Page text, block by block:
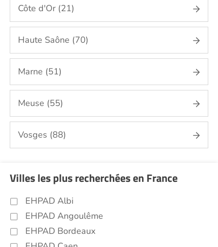
Côte d'Or (21)
Haute Saône (70)
Marne (51)
Meuse (55)
Vosges (88)
Villes les plus recherchées en France
EHPAD Albi
EHPAD Angoulême
EHPAD Bordeaux